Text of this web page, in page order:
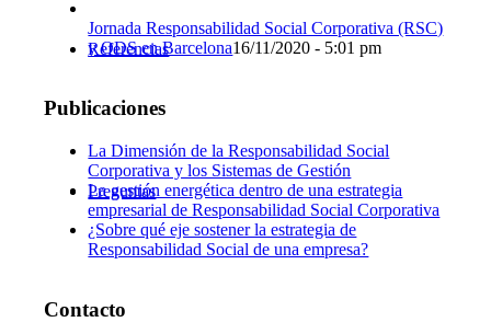
Referencias
Preguntas
Jornada Responsabilidad Social Corporativa (RSC)
y ODS en Barcelona16/11/2020 - 5:01 pm
Publicaciones
La Dimensión de la Responsabilidad Social
Corporativa y los Sistemas de Gestión
La gestión energética dentro de una estrategia
empresarial de Responsabilidad Social Corporativa
¿Sobre qué eje sostener la estrategia de
Responsabilidad Social de una empresa?
Contacto